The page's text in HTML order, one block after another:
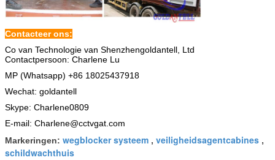
Contacteer ons:
Co van Technologie van Shenzhengoldantell, Ltd
Contactpersoon: Charlene Lu
MP (Whatsapp) +86 18025437918
Wechat: goldantell
Skype: Charlene0809
E-mail: Charlene@cctvgat.com
Markeringen: wegblocker systeem , veiligheidsagentcabines ,
schildwachthuis